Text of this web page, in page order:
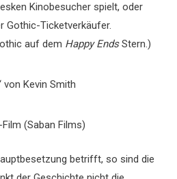
Kinobesucher spielt, oder
Gothic-Ticketverkäufer.
auf dem Happy EndsStern.)
Film (Saban Films)
betrifft, so sind die